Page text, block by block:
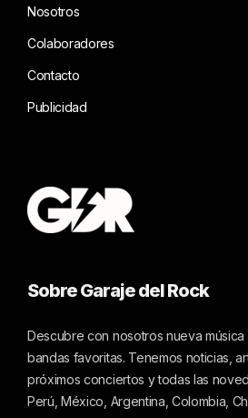
Nosotros
Colaboradores
Contacto
Publicidad
Sobre Garaje del Rock
Descubre con nosotros nueva música
bandas favoritas. Tenemos noticias,
próximos conciertos y todas las
Perú, México, Argentina, Colombia,